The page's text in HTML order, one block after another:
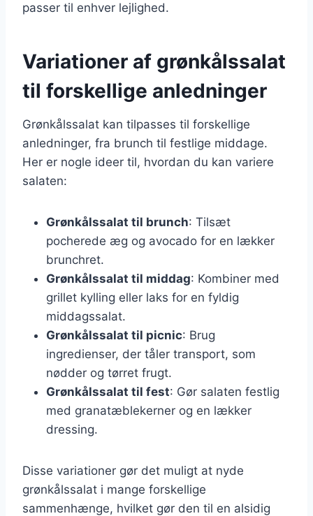
passer til enhver lejlighed.
Variationer af grønkålssalat
til forskellige anledninger
Grønkålssalat kan tilpasses til forskellige
anledninger, fra brunch til festlige middage.
Her er nogle ideer til, hvordan du kan variere
salaten:
Grønkålssalat til brunch: Tilsæt
pocherede æg og avocado for en lækker
brunchret.
Grønkålssalat til middag: Kombiner med
grillet kylling eller laks for en fyldig
middagssalat.
Grønkålssalat til picnic: Brug
ingredienser, der tåler transport, som
nødder og tørret frugt.
Grønkålssalat til fest: Gør salaten festlig
med granatæblekerner og en lækker
dressing.
Disse variationer gør det muligt at nyde
grønkålssalat i mange forskellige
sammenhænge, hvilket gør den til en alsidig